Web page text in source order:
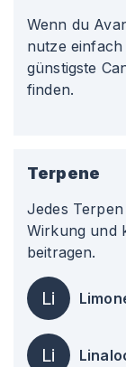
Wenn du
nutze
günstigste
finden.
Terpene
Jedes
Wirkung und
beitragen.
Li
Li